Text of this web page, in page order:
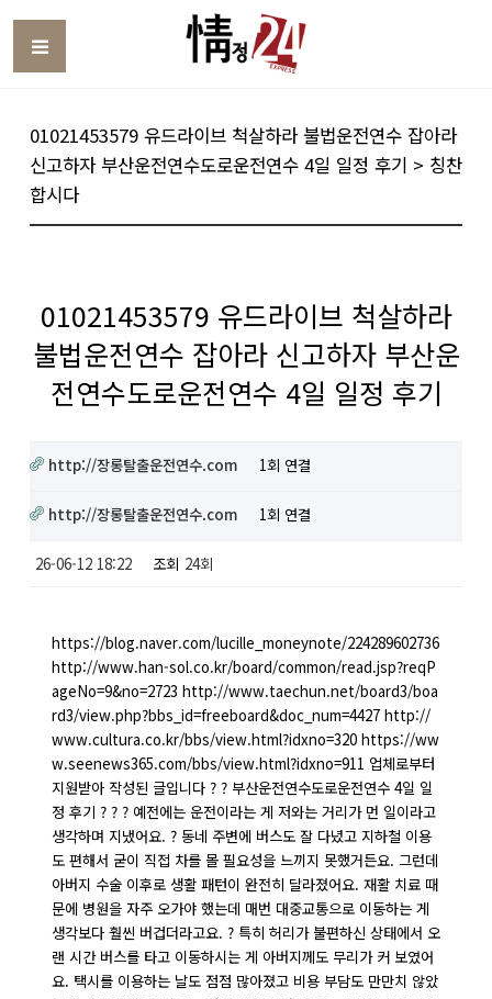
01021453579 유드라이브 척살하라 불법운전연수 잡아라
신고하자 부산운전연수도로운전연수 4일 일정 후기 > 칭찬
합시다
01021453579 유드라이브 척살하라
불법운전연수 잡아라 신고하자 부산운
전연수도로운전연수 4일 일정 후기
http://장롱탈출운전연수.com 1회 연결
http://장롱탈출운전연수.com 1회 연결
26-06-12 18:22 조회 24회
https://blog.naver.com/lucille_moneynote/224289602736
http://www.han-sol.co.kr/board/common/read.jsp?reqP
ageNo=9&no=2723 http://www.taechun.net/board3/boa
rd3/view.php?bbs_id=freeboard&doc_num=4427 http://
www.cultura.co.kr/bbs/view.html?idxno=320 https://ww
w.seenews365.com/bbs/view.html?idxno=911 업체로부터
지원받아 작성된 글입니다 ? ? 부산운전연수도로운전연수 4일 일
정 후기 ? ? ? 예전에는 운전이라는 게 저와는 거리가 먼 일이라고
생각하며 지냈어요. ? 동네 주변에 버스도 잘 다녔고 지하철 이용
도 편해서 굳이 직접 차를 몰 필요성을 느끼지 못했거든요. 그런데
아버지 수술 이후로 생활 패턴이 완전히 달라졌어요. 재활 치료 때
문에 병원을 자주 오가야 했는데 매번 대중교통으로 이동하는 게
생각보다 훨씬 버겁더라고요. ? 특히 허리가 불편하신 상태에서 오
랜 시간 버스를 타고 이동하시는 게 아버지께도 무리가 커 보였어
요. 택시를 이용하는 날도 점점 많아졌고 비용 부담도 만만치 않았